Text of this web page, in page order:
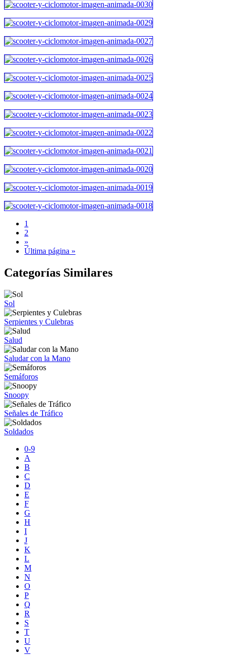
1
2
»
Última página »
Categorías Similares
Sol
Serpientes y Culebras
Salud
Saludar con la Mano
Semáforos
Snoopy
Señales de Tráfico
Soldados
0-9
A
B
C
D
E
F
G
H
I
J
K
L
M
N
O
P
Q
R
S
T
U
V